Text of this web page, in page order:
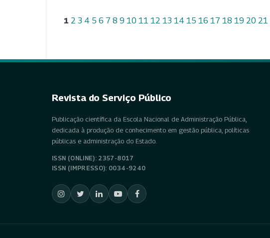
1 2 3 4 5 6 7 8 9 10 11 12 13 14 15 16 17 18 19 20 21
Revista do Serviço Público
Publicação científica da Escola Nacional de Administração Pública,
dedicada à produção de conhecimento em gestão pública, políticas
públicas e administração do Estado.
ISSN (ONLINE): 2357-8017
ISSN (IMPRESSO): 0034-9240